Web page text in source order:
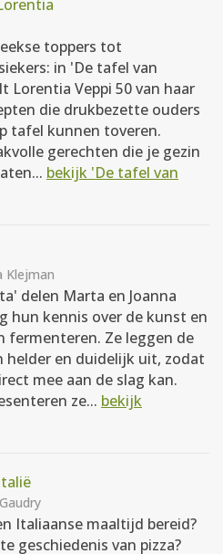
toppers tot
in 'De tafel van
Lorentia Veppi 50 van haar
die drukbezette ouders
tafel kunnen toveren.
gerechten die je gezin
bekijk 'De tafel van
Klejman
delen Marta en Joanna
hun kennis over de kunst en
fermenteren. Ze leggen de
helder en duidelijk uit, zodat
mee aan de slag kan.
ze... bekijk
Italiaanse maaltijd bereid?
geschiedenis van pizza?